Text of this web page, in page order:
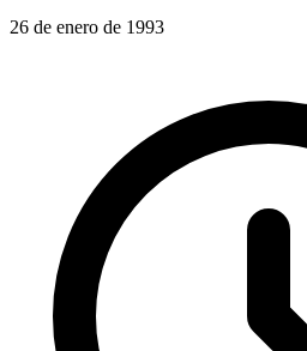
26 de enero de 1993